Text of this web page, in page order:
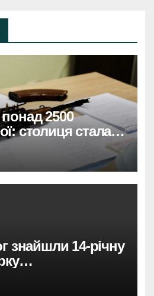
2500
столиця стала
знайшли 14-річну
району.